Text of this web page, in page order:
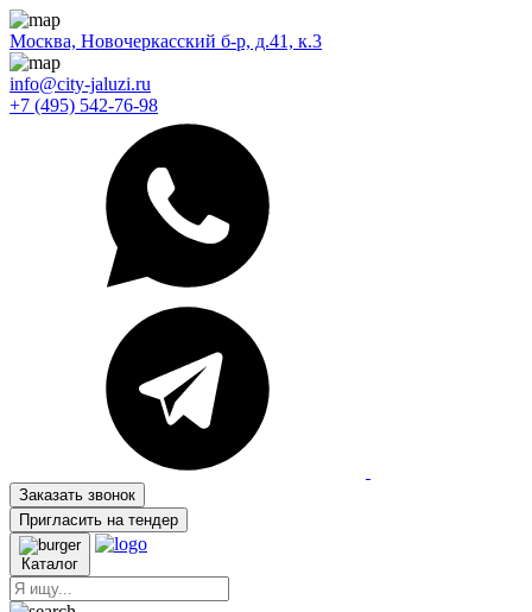
Москва, Новочеркасский б-р, д.41, к.3
info@city-jaluzi.ru
+7 (495) 542-76-98
Заказать звонок
Пригласить на тендер
Каталог